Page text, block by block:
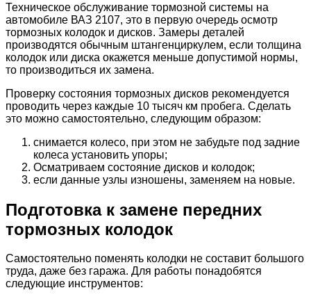
Техническое обслуживание тормозной системы на
автомобиле ВАЗ 2107, это в первую очередь осмотр
тормозных колодок и дисков. Замеры деталей
производятся обычным штангенциркулем, если толщина
колодок или диска окажется меньше допустимой нормы,
то производиться их замена.
Проверку состояния тормозных дисков рекомендуется
проводить через каждые 10 тысяч км пробега. Сделать
это можно самостоятельно, следующим образом:
снимается колесо, при этом не забудьте под задние
колеса установить упоры;
Осматриваем состояние дисков и колодок;
если данные узлы изношены, заменяем на новые.
Подготовка к замене передних
тормозных колодок
Самостоятельно поменять колодки не составит большого
труда, даже без гаража. Для работы понадобятся
следующие инструментов: